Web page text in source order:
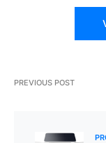
PREVIOUS POST